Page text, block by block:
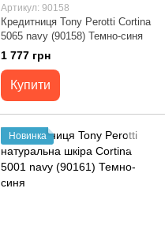
Артикул: 90158
Кредитниця Tony Perotti Cortina
5065 navy (90158) Темно-синя
1 777 грн
Купити
Новинка